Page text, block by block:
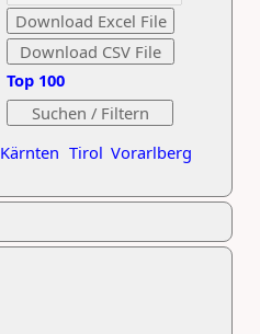
Kärnten Tirol Vorarlberg
Top 100